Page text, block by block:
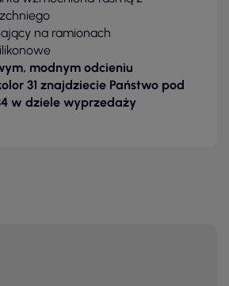
na ramionach
modnym odcieniu
31 znajdziecie Państwo pod
w dziele wyprzedaży